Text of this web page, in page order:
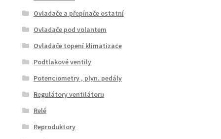
Ovladače a přepínače ostatní
Ovladače pod volantem
Ovladače topení klimatizace
Podtlakové ventily
Potenciometry , plyn. pedály
Regulátory ventilátoru
Relé
Reproduktory